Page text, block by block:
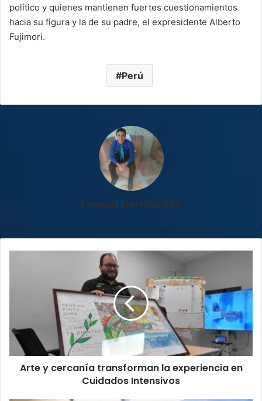
político y quienes mantienen fuertes cuestionamientos
hacia su figura y la de su padre, el expresidente Alberto
Fujimori.
Perú
Ismael Hernández
transforman
en
Cuidados
Intensivos
Arte y cercanía transforman la experiencia en
Cuidados Intensivos